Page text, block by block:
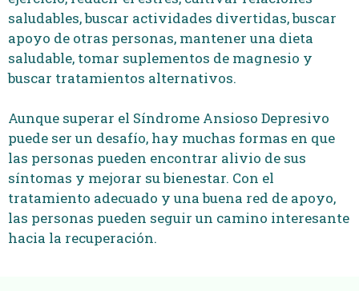
saludables, buscar actividades divertidas, buscar
apoyo de otras personas, mantener una dieta
saludable, tomar suplementos de magnesio y
buscar tratamientos alternativos.
Aunque superar el Síndrome Ansioso Depresivo
puede ser un desafío, hay muchas formas en que
las personas pueden encontrar alivio de sus
síntomas y mejorar su bienestar. Con el
tratamiento adecuado y una buena red de apoyo,
las personas pueden seguir un camino interesante
hacia la recuperación.